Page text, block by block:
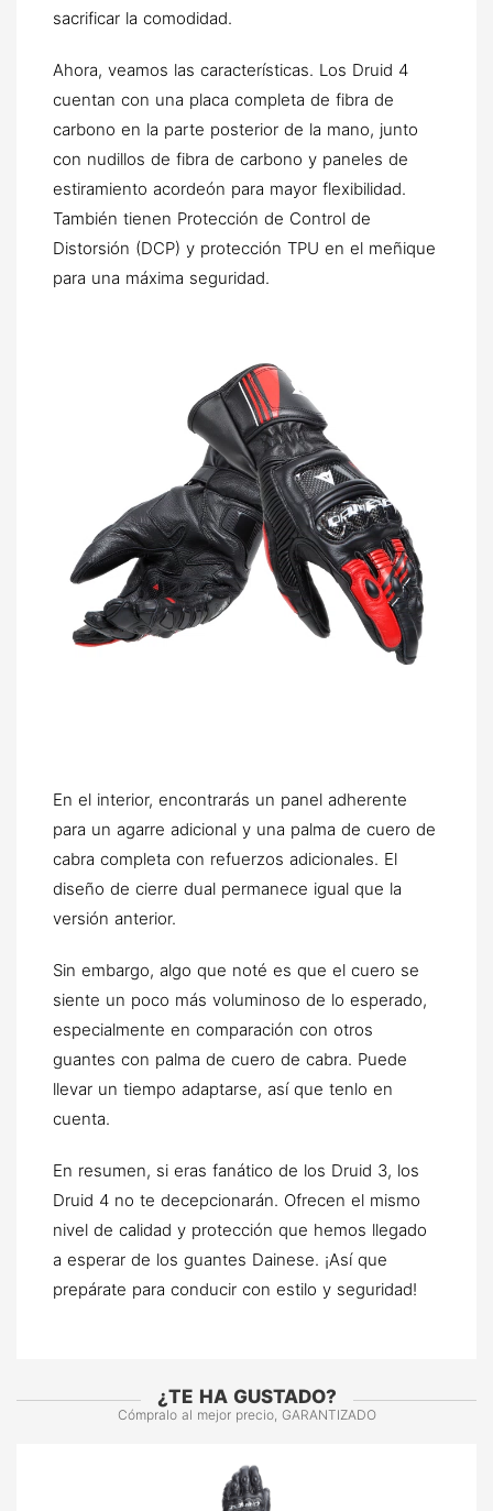
sacrificar la comodidad.
Ahora, veamos las características. Los Druid 4
cuentan con una placa completa de fibra de
carbono en la parte posterior de la mano, junto
con nudillos de fibra de carbono y paneles de
estiramiento acordeón para mayor flexibilidad.
También tienen Protección de Control de
Distorsión (DCP) y protección TPU en el meñique
para una máxima seguridad.
En el interior, encontrarás un panel adherente
para un agarre adicional y una palma de cuero de
cabra completa con refuerzos adicionales. El
diseño de cierre dual permanece igual que la
versión anterior.
Sin embargo, algo que noté es que el cuero se
siente un poco más voluminoso de lo esperado,
especialmente en comparación con otros
guantes con palma de cuero de cabra. Puede
llevar un tiempo adaptarse, así que tenlo en
cuenta.
En resumen, si eras fanático de los Druid 3, los
Druid 4 no te decepcionarán. Ofrecen el mismo
nivel de calidad y protección que hemos llegado
a esperar de los guantes Dainese. ¡Así que
prepárate para conducir con estilo y seguridad!
¿TE HA GUSTADO?
Cómpralo al mejor precio, GARANTIZADO